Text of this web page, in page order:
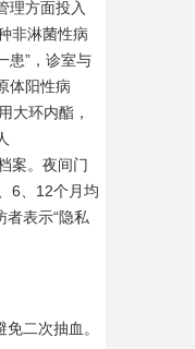
理方面投入
非淋菌性病
患”，诊室与
体阳性病
大环内酯，
案。夜间门
6、12个月均
者表示“隐私
二次抽血。